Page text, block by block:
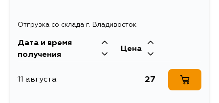
Отгрузка со склада г. Владивосток
Дата и время
получения
Цена
11 августа 27